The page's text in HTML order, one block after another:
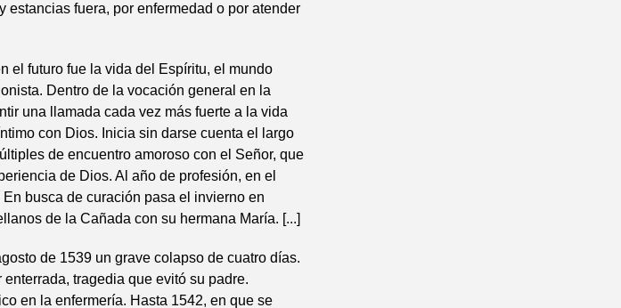
fuera, por enfermedad o por atender
el futuro fue la vida del Espíritu, el mundo
Dentro de la vocación general en la
una llamada cada vez más fuerte a la vida
con Dios. Inicia sin darse cuenta el largo
de encuentro amoroso con el Señor, que
de Dios. Al año de profesión, en el
busca de curación pasa el invierno en
de la Cañada con su hermana María. [...]
de 1539 un grave colapso de cuatro días.
tragedia que evitó su padre.
en la enfermería. Hasta 1542, en que se